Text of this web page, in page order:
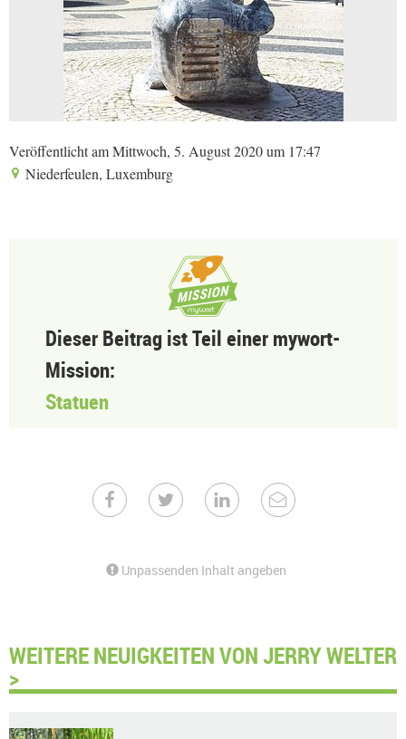
Veröffentlicht am Mittwoch, 5. August 2020 um 17:47
Niederfeulen, Luxemburg
Dieser Beitrag ist Teil einer mywort-
Mission:
Statuen
Unpassenden Inhalt angeben
WEITERE NEUIGKEITEN VON JERRY WELTER
>